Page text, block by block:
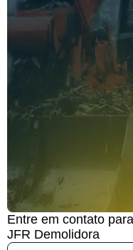
Entre em contato
JFR Demolidora